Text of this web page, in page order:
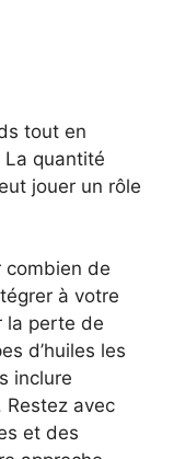
tout en
quantité
jouer un rôle
combien de
à votre
la perte de
d’huiles les
inclure
Restez avec
et des